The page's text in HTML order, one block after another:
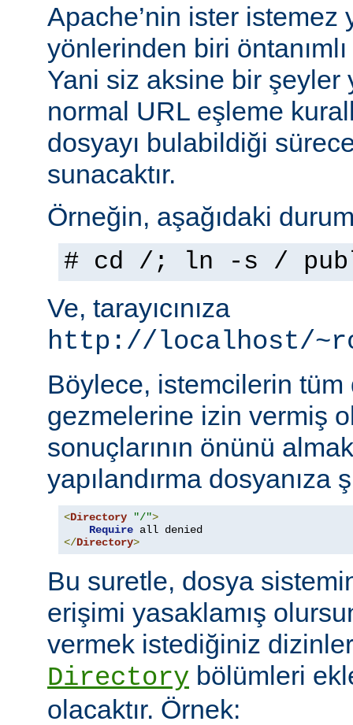
Apache’nin ister istemez
yönlerinden biri
Yani siz aksine bir şeyler
normal URL eşleme
dosyayı bulabildiği
sunacaktır.
Örneğin, aşağıdaki
# cd /; ln -s /
Ve, tarayıcınıza
http://localhost/
Böylece, istemcilerin
gezmelerine izin vermiş
sonuçlarının önünü
yapılandırma dosyanıza
<Directory "/">
Require
</Directory>
Bu suretle, dosya
erişimi yasaklamış
vermek istediğiniz
Directory bölümleri
olacaktır. Örnek: